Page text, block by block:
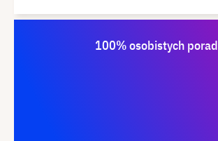
100% osobistych porad